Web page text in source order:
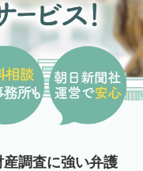
調査に強い弁護